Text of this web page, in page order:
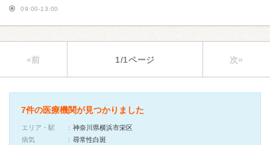
09:00-13:00
«前 1/1ページ 次»
7件の医療機関が見つかりました
エリア・駅
神奈川県横浜市栄区
病気
尋常性白斑